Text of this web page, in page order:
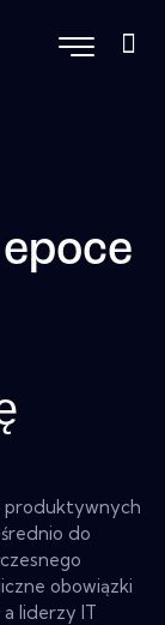
produktywnych
do
obowiązki
liderzy IT